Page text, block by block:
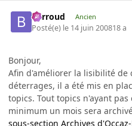
Barroud Ancien
Posté(e) le 14 juin 200818 a
Bonjour,
Afin d'améliorer la lisibilité de
déterrages, il a été mis en
topics. Tout topics n'ayant
minimum un mois sera
sous-section Archives